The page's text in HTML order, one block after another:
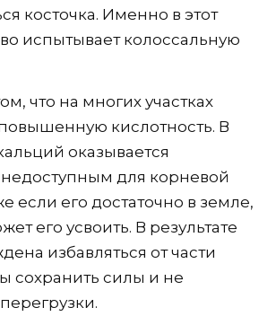
косточка. Именно в этот
испытывает колоссальную
что на многих участках
кислотность. В
оказывается
для корневой
если его достаточно в земле,
его усвоить. В результате
избавляться от части
сохранить силы и не